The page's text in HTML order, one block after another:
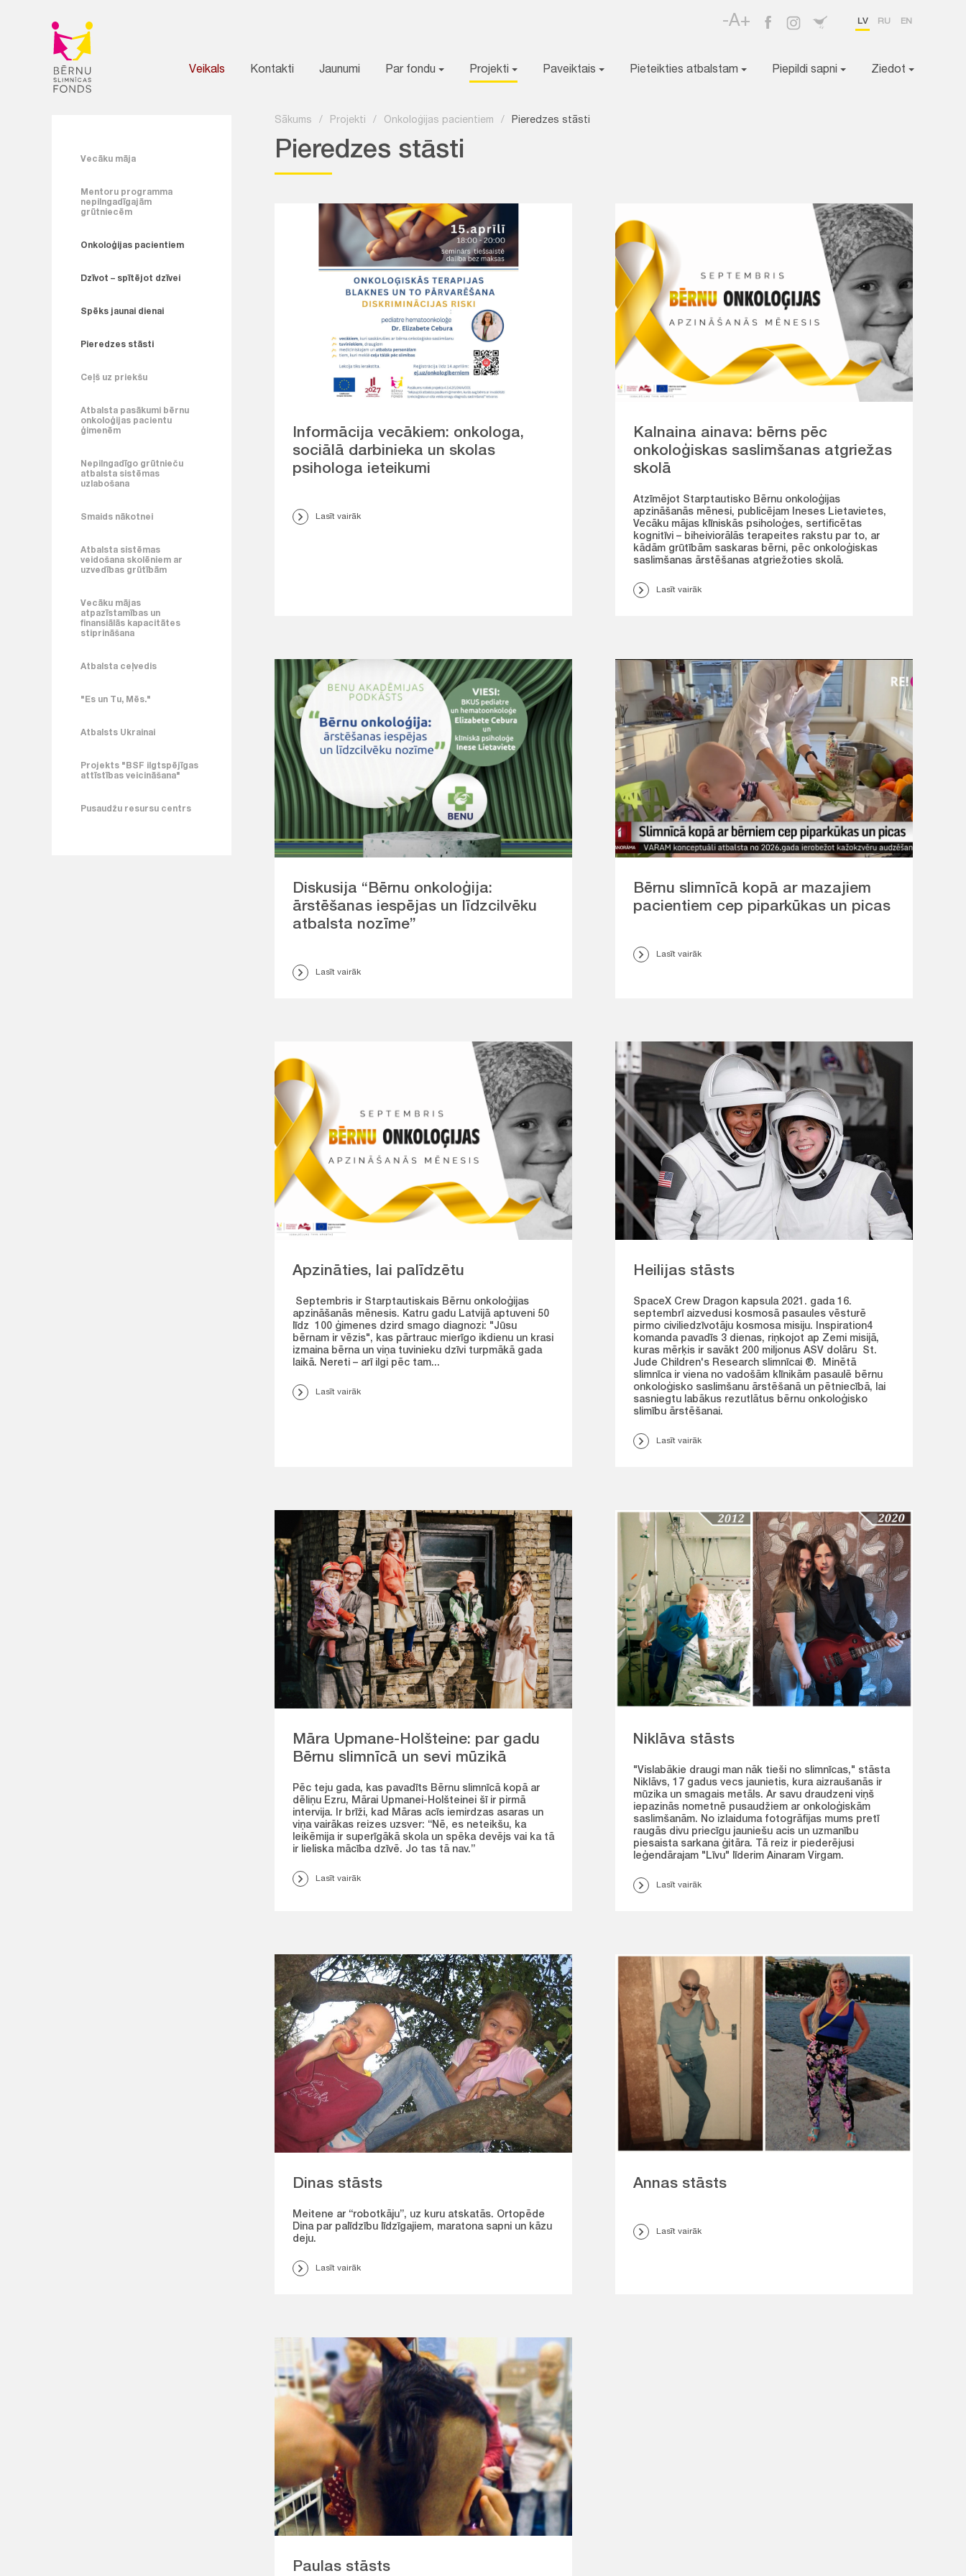
-A+ LV RU EN
Veikals Kontakti Jaunumi Par fondu Projekti Paveiktais Pieteikties atbalstam Piepildi sapni Ziedot
Vecāku māja
Mentoru programma
nepilngadīgajām
grūtniecēm
Onkoloģijas pacientiem
Dzīvot – spītējot dzīvei
Spēks jaunai dienai
Pieredzes stāsti
Ceļš uz priekšu
Atbalsta pasākumi bērnu
onkoloģijas pacientu
ģimenēm
Nepilngadīgo grūtnieču
atbalsta sistēmas
uzlabošana
Smaids nākotnei
Atbalsta sistēmas
veidošana skolēniem ar
uzvedības grūtībām
Vecāku mājas
atpazīstamības un
finansiālās kapacitātes
stiprināšana
Atbalsta ceļvedis
"Es un Tu, Mēs."
Atbalsts Ukrainai
Projekts "BSF ilgtspējīgas
attīstības veicināšana"
Pusaudžu resursu centrs
Sākums / Projekti / Onkoloģijas pacientiem / Pieredzes stāsti
Pieredzes stāsti
Informācija vecākiem: onkologa,
sociālā darbinieka un skolas
psihologa ieteikumi
Lasīt vairāk
Kalnaina ainava: bērns pēc
onkoloģiskas saslimšanas atgriežas
skolā
Atzīmējot Starptautisko Bērnu onkoloģijas
apzināšanās mēnesi, publicējam Ineses Lietavietes,
Vecāku mājas klīniskās psiholoģes, sertificētas
kognitīvi – biheiviorālās terapeites rakstu par to, ar
kādām grūtībām saskaras bērni, pēc onkoloģiskas
saslimšanas ārstēšanas atgriežoties skolā.
Lasīt vairāk
Diskusija “Bērnu onkoloģija:
ārstēšanas iespējas un līdzcilvēku
atbalsta nozīme”
Lasīt vairāk
Bērnu slimnīcā kopā ar mazajiem
pacientiem cep piparkūkas un picas
Lasīt vairāk
Apzināties, lai palīdzētu
Septembris ir Starptautiskais Bērnu onkoloģijas
apzināšanās mēnesis. Katru gadu Latvijā aptuveni 50
līdz 100 ģimenes dzird smago diagnozi: "Jūsu
bērnam ir vēzis", kas pārtrauc mierīgo ikdienu un krasi
izmaina bērna un viņa tuvinieku dzīvi turpmākā gada
laikā. Nereti – arī ilgi pēc tam...
Lasīt vairāk
Heilijas stāsts
SpaceX Crew Dragon kapsula 2021. gada 16.
septembrī aizvedusi kosmosā pasaules vēsturē
pirmo civiliedzīvotāju kosmosa misiju. Inspiration4
komanda pavadīs 3 dienas, riņkojot ap Zemi misijā,
kuras mērķis ir savākt 200 miljonus ASV dolāru St.
Jude Children's Research slimnīcai ®. Minētā
slimnīca ir viena no vadošām klīnikām pasaulē bērnu
onkoloģisko saslimšanu ārstēšanā un pētniecībā, lai
sasniegtu labākus rezutlātus bērnu onkoloģisko
slimību ārstēšanai.
Lasīt vairāk
Māra Upmane-Holšteine: par gadu
Bērnu slimnīcā un sevi mūzikā
Pēc teju gada, kas pavadīts Bērnu slimnīcā kopā ar
dēliņu Ezru, Mārai Upmanei-Holšteinei šī ir pirmā
intervija. Ir brīži, kad Māras acīs iemirdzas asaras un
viņa vairākas reizes uzsver: “Nē, es neteikšu, ka
leikēmija ir superīgākā skola un spēka devējs vai ka tā
ir lieliska mācība dzīvē. Jo tas tā nav.”
Lasīt vairāk
Niklāva stāsts
"Vislabākie draugi man nāk tieši no slimnīcas," stāsta
Niklāvs, 17 gadus vecs jaunietis, kura aizraušanās ir
mūzika un smagais metāls. Ar savu draudzeni viņš
iepazinās nometnē pusaudžiem ar onkoloģiskām
saslimšanām. No izlaiduma fotogrāfijas mums pretī
raugās divu priecīgu jauniešu acis un uzmanību
piesaista sarkana ģitāra. Tā reiz ir piederējusi
leģendārajam "Līvu" līderim Ainaram Virgam.
Lasīt vairāk
Dinas stāsts
Meitene ar “robotkāju”, uz kuru atskatās. Ortopēde
Dina par palīdzību līdzīgajiem, maratona sapni un kāzu
deju.
Lasīt vairāk
Annas stāsts
Lasīt vairāk
Paulas stāsts